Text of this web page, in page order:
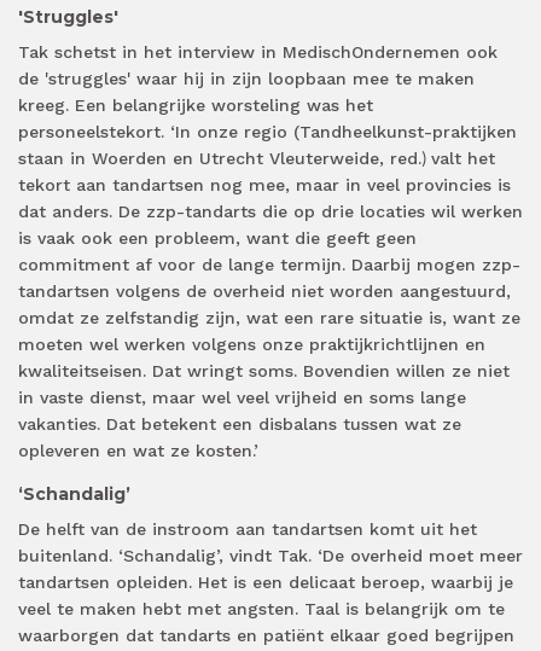
'Struggles'
Tak schetst in het interview in MedischOndernemen ook
de 'struggles' waar hij in zijn loopbaan mee te maken
kreeg. Een belangrijke worsteling was het
personeelstekort. ‘In onze regio (Tandheelkunst-praktijken
staan in Woerden en Utrecht Vleuterweide, red.) valt het
tekort aan tandartsen nog mee, maar in veel provincies is
dat anders. De zzp-tandarts die op drie locaties wil werken
is vaak ook een probleem, want die geeft geen
commitment af voor de lange termijn. Daarbij mogen zzp-
tandartsen volgens de overheid niet worden aangestuurd,
omdat ze zelfstandig zijn, wat een rare situatie is, want ze
moeten wel werken volgens onze praktijkrichtlijnen en
kwaliteitseisen. Dat wringt soms. Bovendien willen ze niet
in vaste dienst, maar wel veel vrijheid en soms lange
vakanties. Dat betekent een disbalans tussen wat ze
opleveren en wat ze kosten.’
‘Schandalig’
De helft van de instroom aan tandartsen komt uit het
buitenland. ‘Schandalig’, vindt Tak. ‘De overheid moet meer
tandartsen opleiden. Het is een delicaat beroep, waarbij je
veel te maken hebt met angsten. Taal is belangrijk om te
waarborgen dat tandarts en patiënt elkaar goed begrijpen